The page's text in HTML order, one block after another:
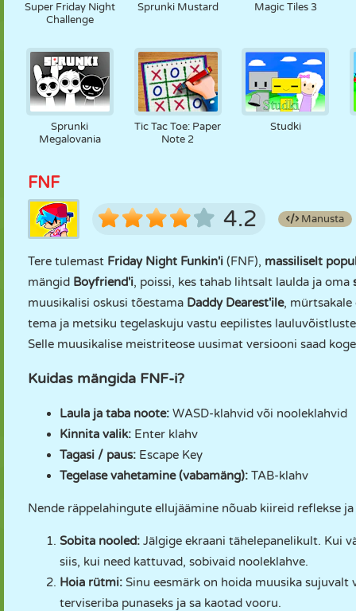
Super Friday Night
Challenge
Sprunki Mustard Magic Tiles 3
Sprunki
Megalovania
Tic Tac Toe: Paper
Note 2
Studki
FNF
4.2 Manusta
Tere tulemast Friday Night Funkin'i (FNF), massiliselt
mängid Boyfriend'i, poissi, kes tahab lihtsalt laulda ja oma
muusikalisi oskusi tõestama Daddy Dearest'ile, mürtsakale
tema ja metsiku tegelaskuju vastu eepilistes
Selle muusikalise meistriteose uusimat versiooni saad
Kuidas mängida FNF-i?
Laula ja taba noote: WASD-klahvid või nooleklahvid
Kinnita valik: Enter klahv
Tagasi / paus: Escape Key
Tegelase vahetamine (vabamäng): TAB-klahv
Nende räppelahingute ellujäämine nõuab kiireid reflekse
Sobita nooled: Jälgige ekraani tähelepanelikult. Kui
siis, kui need kattuvad, sobivaid nooleklahve.
Hoia rütmi: Sinu eesmärk on hoida muusika
terviseriba punaseks ja sa kaotad vooru.